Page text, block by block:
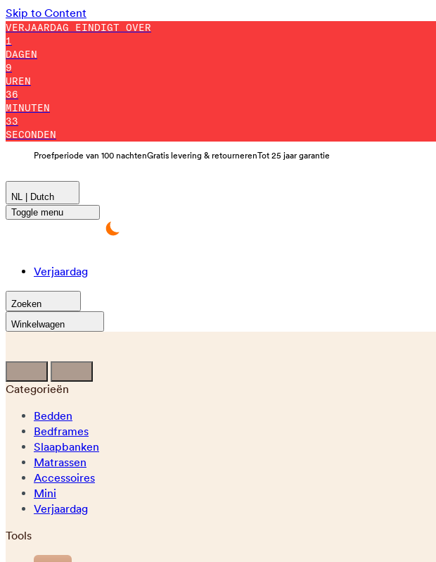
Skip to Content
VERJAARDAG EINDIGT OVER
1
DAGEN
9
UREN
36
MINUTEN
30
SECONDEN
Proefperiode van 100 nachtenGratis levering & retournerenTot 25 jaar garantie
NL | Dutch
Toggle menu
Verjaardag
Zoeken
Winkelwagen
Categorieën
Bedden
Bedframes
Slaapbanken
Matrassen
Accessoires
Mini
Verjaardag
Tools